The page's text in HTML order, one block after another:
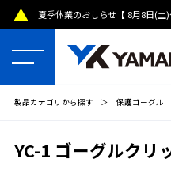
日(日) 】 熊本県で発
製品カテゴリから探す ＞ 保護ゴーグル
YC-1 ゴーグルクリ